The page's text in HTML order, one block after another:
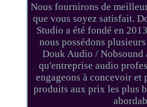
Nous fournirons de
que vous soyez satisfait.
Studio a été fondé en
nous possédons
Douk Audio / Nobsound
qu'entreprise audio
engageons à concevoir
produits aux prix les plus